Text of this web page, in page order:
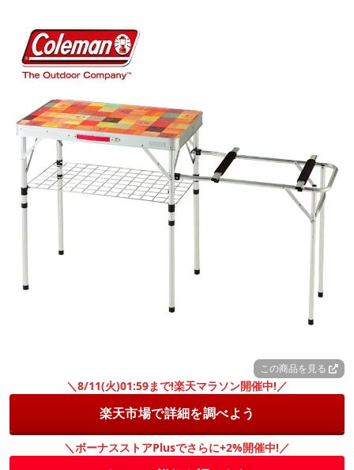
この商品を見る
＼8/11(火)01:59まで!楽天マラソン開催中!／
楽天市場で詳細を調べよう
＼ボーナスストアPlusでさらに+2%開催中!／